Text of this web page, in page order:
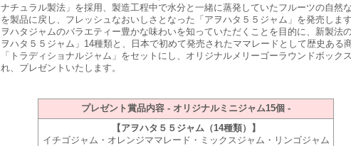
ナチュラル製法」を採用、製造工程中で水分と一緒に蒸発していたフルーツの自然
を製品に戻し、フレッシュなおいしさとなった「アヲハタ５５ジャム」を発売しま
ヲハタジャムのバラエティー豊かな味わいを知っていただくことを目的に、新製法
ヲハタ５５ジャム」14種類と、日本で初めて発売されたママレードとして歴史ある
「トラディショナルジャム」をセットにし、オリジナルメリーゴーラウンドボック
れ、プレゼントいたします。
プレゼント賞品内容 - オリジナルミニジャム15個 -
【アヲハタ５５ジャム（14種類）】
イチゴジャム・オレンジママレード・ミックスジャム・リンゴジャム